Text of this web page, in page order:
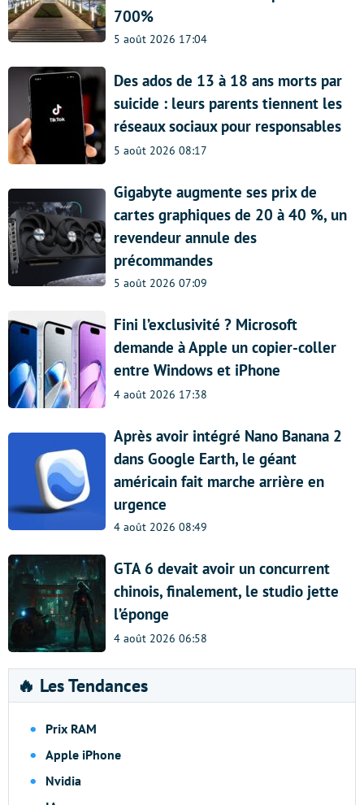
700%
5 août 2026 17:04
Des ados de 13 à 18 ans morts par
suicide : leurs parents tiennent les
réseaux sociaux pour responsables
5 août 2026 08:17
Gigabyte augmente ses prix de
cartes graphiques de 20 à 40 %, un
revendeur annule des
précommandes
5 août 2026 07:09
Fini l’exclusivité ? Microsoft
demande à Apple un copier-coller
entre Windows et iPhone
4 août 2026 17:38
Après avoir intégré Nano Banana 2
dans Google Earth, le géant
américain fait marche arrière en
urgence
4 août 2026 08:49
GTA 6 devait avoir un concurrent
chinois, finalement, le studio jette
l’éponge
4 août 2026 06:58
🔥 Les Tendances
Prix RAM
Apple iPhone
Nvidia